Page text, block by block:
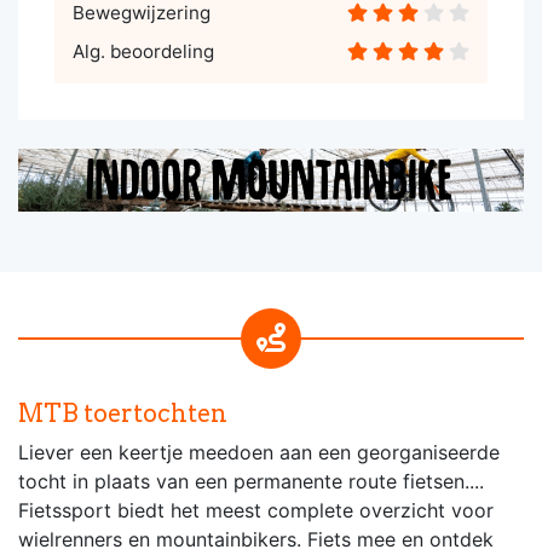
Bewegwijzering
Alg. beoordeling
MTB toertochten
Liever een keertje meedoen aan een georganiseerde
tocht in plaats van een permanente route fietsen....
Fietssport biedt het meest complete overzicht voor
wielrenners en mountainbikers. Fiets mee en ontdek